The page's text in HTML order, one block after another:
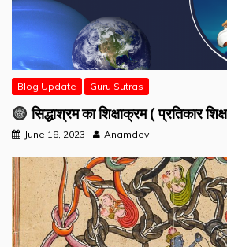
Blog Update Guru Sutras
सिद्धाश्रम का शिक्षाक्रम ( प्रतिकार
June 18, 2023 Anamdev